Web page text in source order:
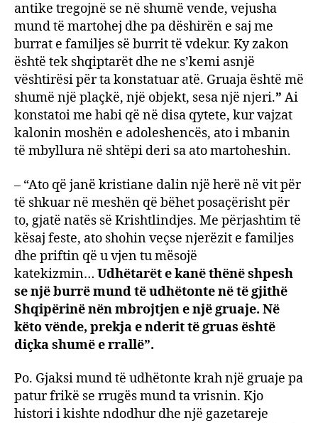
antike tregojnë se në shumë vende, vejusha
mund të martohej dhe pa dëshirën e saj me
burrat e familjes së burrit të vdekur. Ky zakon
është tek shqiptarët dhe ne s’kemi asnjë
vështirësi për ta konstatuar atë. Gruaja është më
shumë një plaçkë, një objekt, sesa një njeri.” Ai
konstatoi me habi që në disa qytete, kur vajzat
kalonin moshën e adoleshencës, ato i mbanin
të mbyllura në shtëpi deri sa ato martoheshin.
– “Ato që janë kristiane dalin një herë në vit për
të shkuar në meshën që bëhet posaçërisht për
to, gjatë natës së Krishtlindjes. Me përjashtim të
kësaj feste, ato shohin veçse njerëzit e familjes
dhe priftin që u vjen tu mësojë
katekizmin… Udhëtarët e kanë thënë shpesh
se një burrë mund të udhëtonte në të gjithë
Shqipërinë nën mbrojtjen e një gruaje. Në
këto vënde, prekja e nderit të gruas është
diçka shumë e rrallë”.
Po. Gjaksi mund të udhëtonte krah një gruaje pa
patur frikë se rrugës mund ta vrisnin. Kjo
histori i kishte ndodhur dhe një gazetareje